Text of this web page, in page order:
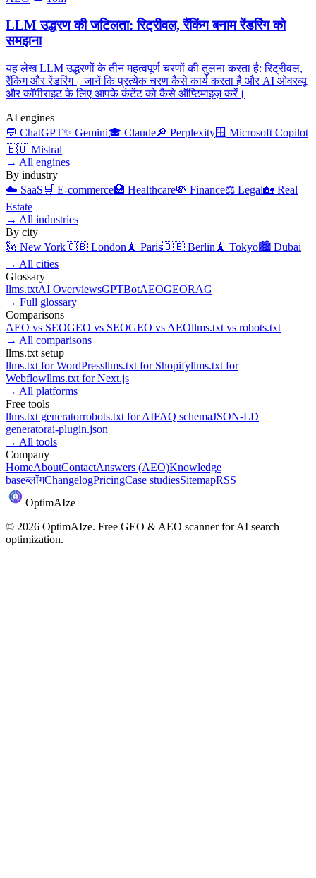
LLM उद्धरण की जटिलता: रिट्रीवल, रैंकिंग बनाम रेंडरिंग को
समझना
यह लेख LLM उद्धरणों के तीन महत्वपूर्ण चरणों की तुलना करता है: रिट्रीवल,
रैंकिंग और रेंडरिंग। जानें कि प्रत्येक चरण कैसे कार्य करता है और AI ओवरव्यू
और कॉपीराइट के लिए आपके कंटेंट को कैसे ऑप्टिमाइज़ करें।
AI engines
💬 ChatGPT✨ Gemini🎓 Claude🔎 Perplexity🪟 Microsoft Copilot
🇪🇺 Mistral
→ All engines
By industry
☁️ SaaS 🛒 E-commerce🏥 Healthcare💸 Finance⚖️ Legal🏡 Real
Estate
→ All industries
By city
🗽 New York🇬🇧 London 🗼 Paris🇩🇪 Berlin 🗼 Tokyo🏙️ Dubai
→ All cities
Glossary
llms.txtAI OverviewsGPTBotAEOGEORAG
→ Full glossary
Comparisons
AEO vs SEOGEO vs SEOGEO vs AEOllms.txt vs robots.txt
→ All comparisons
llms.txt setup
llms.txt forWordPressllms.txt for Shopifyllms.txt for
Webflowllms.txt forNext.js
→ All platforms
Free tools
llms.txt generatorrobots.txt for AIFAQ schemaJSON-LD
generatorai-plugin.json
→ All tools
Company
HomeAboutContactAnswers (AEO)Knowledge
baseब्लॉगChangelogPricingCase studiesSitemapRSS
OptimAIze
© 2026 OptimAIze. Free GEO & AEO scanner for AI search
optimization.